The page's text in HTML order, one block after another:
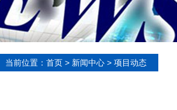
当前位置： 首页 > 新闻中心 > 项目动态